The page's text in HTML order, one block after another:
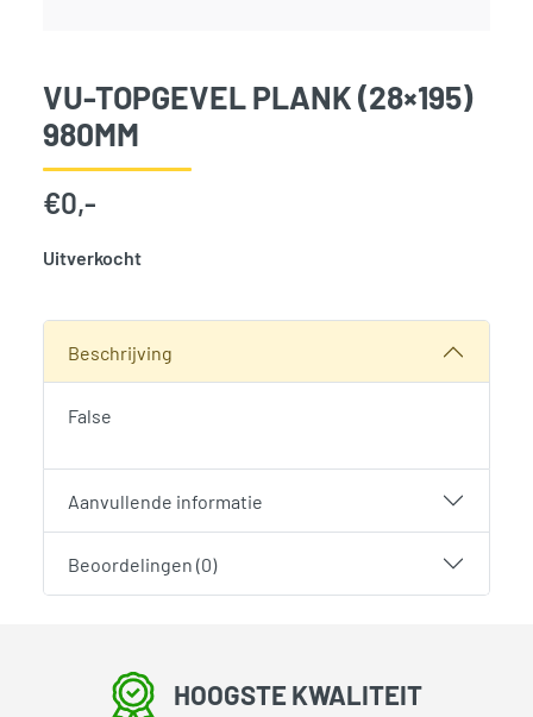
VU-TOPGEVEL PLANK (28×195)
980MM
€0,-
Uitverkocht
Beschrijving
False
Aanvullende informatie
Beoordelingen (0)
HOOGSTE KWALITEIT